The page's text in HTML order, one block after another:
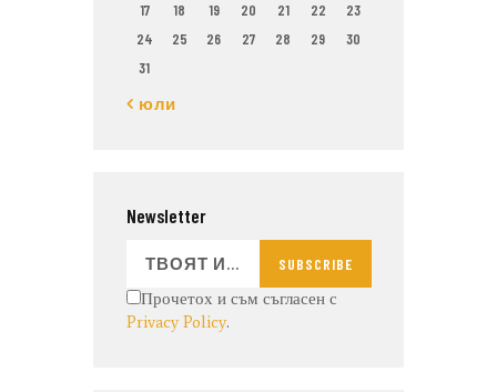
17
18 19 20 21 22
23
24
25 26 27 28 29
30
31
« юли
Newsletter
SUBSCRIBE
Прочетох и съм съгласен с
Privacy Policy.